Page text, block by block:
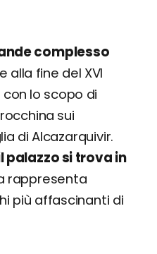
complesso
alla fine del XVI
lo scopo di
sui
di Alcazarquivir.
palazzo si trova in
rappresenta
più affascinanti di